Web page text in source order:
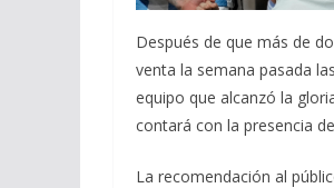
Después de que más de
venta la semana pasada
equipo que alcanzó la
contará con la presencia
La recomendación al